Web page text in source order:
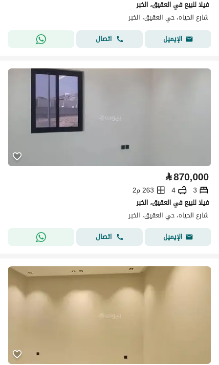
فيلا للبيع في العقيق، الخبر
شارع الحياه، حي العقيق، الخبر
الإيميل
اتصال
⃁870,000
3
4
263 م2
فيلا للبيع في العقيق، الخبر
شارع الحياه، حي العقيق، الخبر
الإيميل
اتصال